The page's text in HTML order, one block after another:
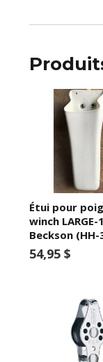
Étui pour
winch
Beckson (HH-
54,95 $